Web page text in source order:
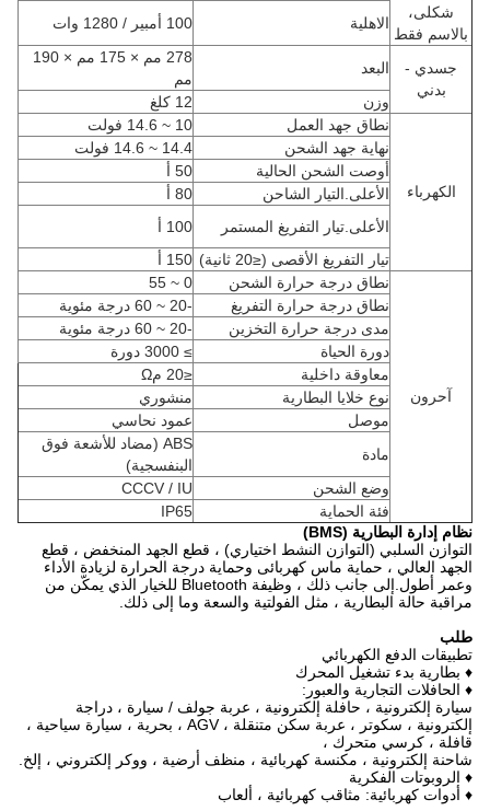
شكلى،
بالاسم فقط
الاهلية 100 أمبير / 1280 وات
جسدي -
بدني
البعد
278 مم × 175 مم × 190
مم
وزن
12 كلغ
الكهرباء
نطاق جهد العمل
10 ~ 14.6 فولت
نهاية جهد الشحن
14.4 ~ 14.6 فولت
أوصت الشحن الحالية
50 أ
الأعلى.التيار الشاحن
80 أ
الأعلى.تيار التفريغ المستمر
100 أ
تيار التفريغ الأقصى (≤20 ثانية)
150 أ
آحرون
نطاق درجة حرارة الشحن
0 ~ 55
نطاق درجة حرارة التفريغ
-20 ~ 60 درجة مئوية
مدى درجة حرارة التخزين
-20 ~ 60 درجة مئوية
دورة الحياة
≥ 3000 دورة
معاوقة داخلية
≤20 مΩ
نوع خلايا البطارية
منشوري
موصل
عمود نحاسي
مادة
ABS (مضاد للأشعة فوق
البنفسجية)
وضع الشحن
CCCV / IU
فئة الحماية
IP65
نظام إدارة البطارية (BMS)
التوازن السلبي (التوازن النشط اختياري) ، قطع الجهد المنخفض ، قطع
الجهد العالي ، حماية ماس كهربائى وحماية درجة الحرارة لزيادة الأداء
وعمر أطول.إلى جانب ذلك ، وظيفة Bluetooth للخيار الذي يمكّن من
مراقبة حالة البطارية ، مثل الفولتية والسعة وما إلى ذلك.
طلب
تطبيقات الدفع الكهربائي
♦ بطارية بدء تشغيل المحرك
♦ الحافلات التجارية والعبور:
سيارة إلكترونية ، حافلة إلكترونية ، عربة جولف / سيارة ، دراجة
إلكترونية ، سكوتر ، عربة سكن متنقلة ، AGV ، بحرية ، سيارة سياحية ،
قافلة ، كرسي متحرك ،
شاحنة إلكترونية ، مكنسة كهربائية ، منظف أرضية ، ووكر إلكتروني ، إلخ.
♦ الروبوتات الفكرية
♦ أدوات كهربائية: مثاقب كهربائية ، ألعاب